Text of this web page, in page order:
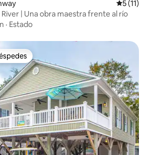
5 (11)
| Una obra maestra frente al río
· Estado